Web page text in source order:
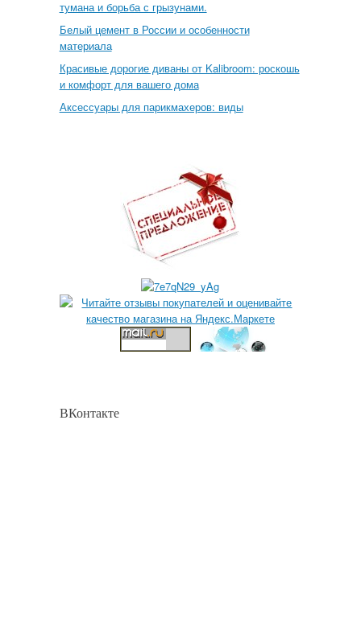
тумана и борьба с грызунами.
Белый цемент в России и особенности
материала
Красивые дорогие диваны от Kalibroom: роскошь
и комфорт для вашего дома
Аксессуары для парикмахеров: виды
ВКонтакте